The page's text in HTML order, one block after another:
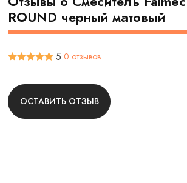
ROUND черный матовый
5 0 отзывов
ОСТАВИТЬ ОТЗЫВ